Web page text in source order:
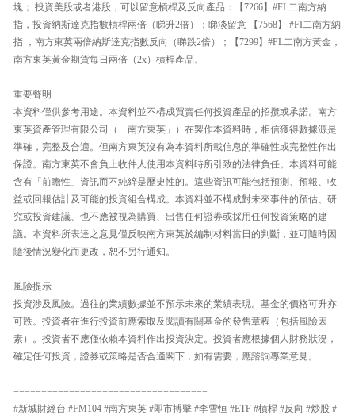
塊； 投資美股或者港股，可以留意槓桿及反向產品：【7266】#FL二南方納
指，投資納斯達克指數槓桿兩倍（睇升2倍）；睇淡留意 【7568】 #FI二南方納
指 ，南方東英兩倍納斯達克指數反向（睇跌2倍）；【7299】#FL二南方黃金，
南方東英黃金期貨每日兩倍（2x）槓桿產品。
重要聲明
本資料僅供參考用途。本資料並不構成買賣任何投資產品的招攬或承諾。南方
東英資產管理有限公司（「南方東英」）在製作本資料時，相信獲得數據源是
準確，完整及合適。但南方東英沒有為本資料所載信息的準確性或完整性作出
保證。南方東英不會負上收件人使用本資料時所引致的法律負任。本資料可能
含有「前瞻性」資訊而不純綷是歷史性的。這些資訊可能包括預測、預報、收
益或回報估計及可能的投資組合構成。本資料並不構成對未來事件的預估、研
究或投資建議、也不應被視為購買、出售任何證券或採用任何投資策略的建
議。本資料所表達之意見僅反映南方東英於編制材料當日的判斷，並可隨時因
隨後情況變化而更改，恕不另行通知。
風險提示
投資涉及風險。過往的業績數據並不預示未來的業績表現。基金的價格可升亦
可跌。投資者在進行投資前應索取及閱讀有關基金的發售章程（包括風險因
素）。投資者不應僅依賴本資料作出投資決定。投資者應根據個人財務狀況，
確定任何投資，證券或策略是否合適閣下，如有需要，應諮詢專業意見。
===================================
#新城財經台 #FM104 #南方東英 #即市搏擊 #李雪恒 #ETF #槓桿 #反向 #炒股 #